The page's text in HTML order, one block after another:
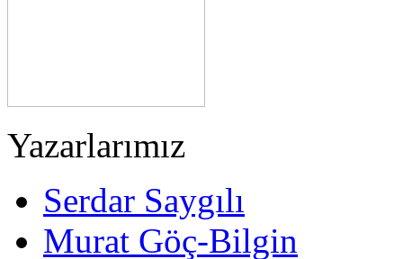
Yazarlarımız
Serdar Saygılı
Murat Göç-Bilgin